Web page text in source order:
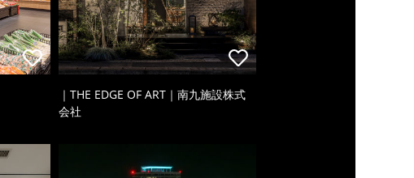
｜THE EDGE OF ART｜南九施設株式
会社